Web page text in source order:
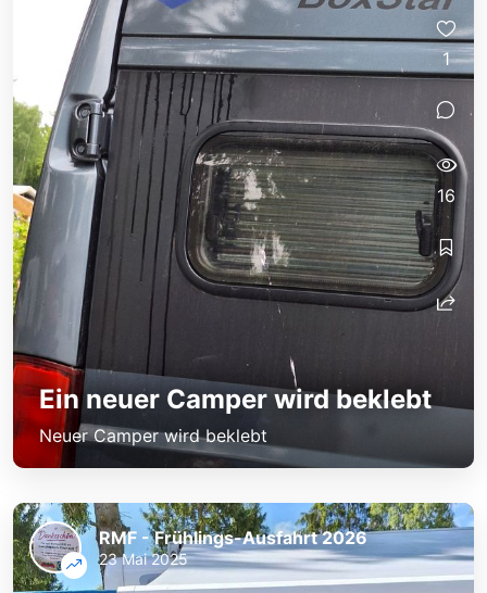
Ein neuer Camper wird beklebt
Neuer Camper wird beklebt
1
16
RMF - Frühlings-Ausfahrt 2026
23 Mai 2025